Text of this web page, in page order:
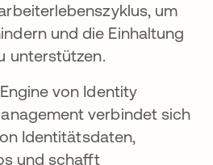
um
und die Einhaltung
unterstützen.
von Identity
verbindet sich
Identitätsdaten,
und schafft